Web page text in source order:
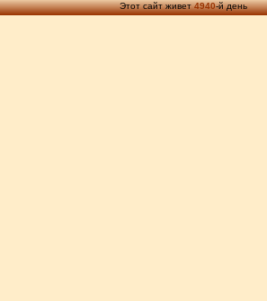
Этот сайт живет4940-й день